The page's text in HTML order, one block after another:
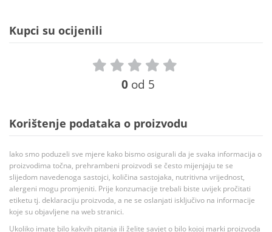
Kupci su ocijenili
0 od 5
Korištenje podataka o proizvodu
Iako smo poduzeli sve mjere kako bismo osigurali da je svaka informacija o
proizvodima točna, prehrambeni proizvodi se često mijenjaju te se
slijedom navedenoga sastojci, količina sastojaka, nutritivna vrijednost,
alergeni mogu promjeniti. Prije konzumacije trebali biste uvijek pročitati
etiketu tj. deklaraciju proizvoda, a ne se oslanjati isključivo na informacije
koje su objavljene na web stranici.
Ukoliko imate bilo kakvih pitanja ili želite savjet o bilo kojoj marki proizvoda